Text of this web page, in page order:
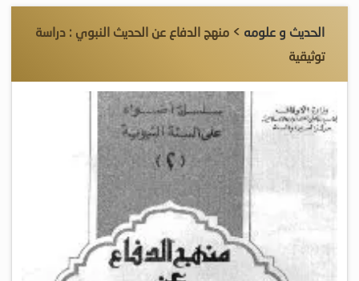
الحديث و علومه > منهج الدفاع عن الحديث النبوي : دراسة
توثيقية